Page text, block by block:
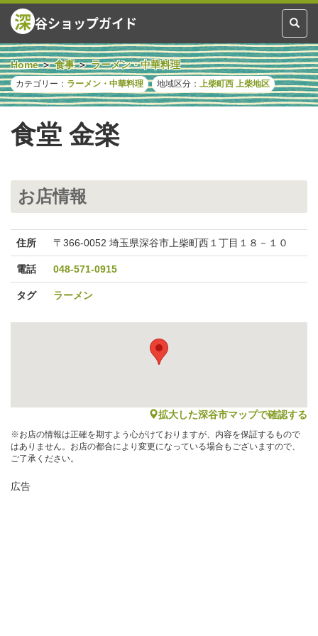
Toggle
深 谷ショップガイド
Home 食事 ラーメン・中華料理
カテゴリー： ラーメン・中華料理 地域区分： 上柴町西 上柴地区
食堂 金楽
お店情報
住所 〒366-0052 埼玉県深谷市上柴町西１丁目１８－１０
電話 048-571-0915
タグ ラーメン
map
拡大した深谷市マップで確認する
※お店の情報は正確を期すよう心がけておりますが、内容を保証するもので
はありません。お店の都合により変更になっている場合もございますので、
ご了承ください。
広告